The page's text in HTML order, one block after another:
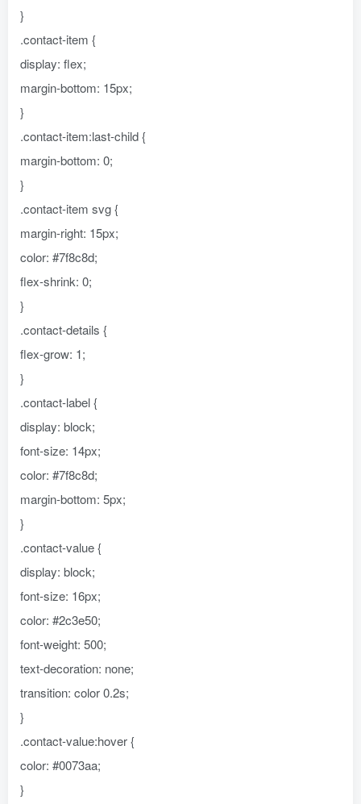
}
.contact-item {
display: flex;
margin-bottom: 15px;
}
.contact-item:last-child {
margin-bottom: 0;
}
.contact-item svg {
margin-right: 15px;
color: #7f8c8d;
flex-shrink: 0;
}
.contact-details {
flex-grow: 1;
}
.contact-label {
display: block;
font-size: 14px;
color: #7f8c8d;
margin-bottom: 5px;
}
.contact-value {
display: block;
font-size: 16px;
color: #2c3e50;
font-weight: 500;
text-decoration: none;
transition: color 0.2s;
}
.contact-value:hover {
color: #0073aa;
}